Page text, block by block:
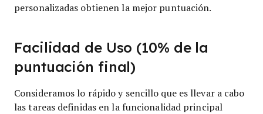
personalizadas obtienen la mejor puntuación.
Facilidad de Uso (10% de la
puntuación final)
Consideramos lo rápido y sencillo que es llevar a cabo
las tareas definidas en la funcionalidad principal